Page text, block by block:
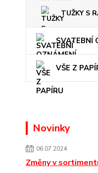
TUŽKY S
SVATEBNÍ
VŠE Z
Novinky
06.07.2024
Změny v